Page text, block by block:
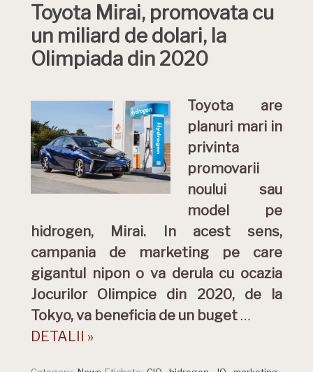
Toyota Mirai, promovata cu
un miliard de dolari, la
Olimpiada din 2020
Toyota are
planuri mari in
privinta
promovarii
noului sau
model pe
hidrogen, Mirai. In acest sens,
campania de marketing pe care
gigantul nipon o va derula cu ocazia
Jocurilor Olimpice din 2020, de la
Tokyo, va beneficia de un buget …
DETALII »